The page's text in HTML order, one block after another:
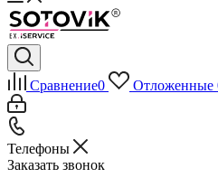
Сравнение0 Отложенные
Телефоны
Заказать звонок